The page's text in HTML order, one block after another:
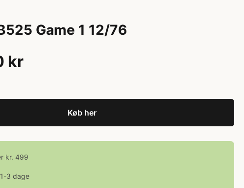
Game 1 12/76
kr
Køb her
kr. 499
3 dage